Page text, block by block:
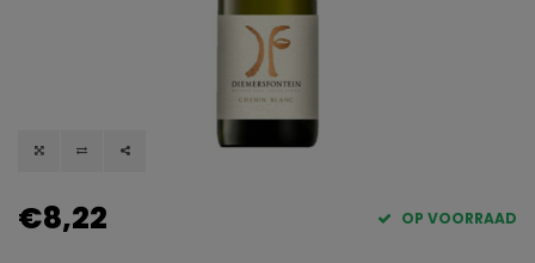
€8,22 OP VOORRAAD